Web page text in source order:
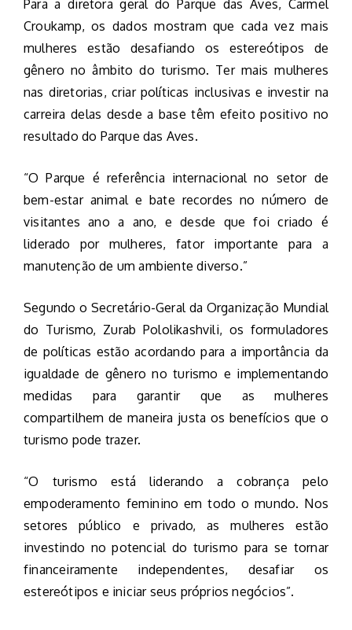
Para a diretora geral do Parque das Aves, Carmel
Croukamp, os dados mostram que cada vez mais
mulheres estão desafiando os estereótipos de
gênero no âmbito do turismo. Ter mais mulheres
nas diretorias, criar políticas inclusivas e investir na
carreira delas desde a base têm efeito positivo no
resultado do Parque das Aves.
“O Parque é referência internacional no setor de
bem-estar animal e bate recordes no número de
visitantes ano a ano, e desde que foi criado é
liderado por mulheres, fator importante para a
manutenção de um ambiente diverso.”
Segundo o Secretário-Geral da Organização Mundial
do Turismo, Zurab Pololikashvili, os formuladores
de políticas estão acordando para a importância da
igualdade de gênero no turismo e implementando
medidas para garantir que as mulheres
compartilhem de maneira justa os benefícios que o
turismo pode trazer.
“O turismo está liderando a cobrança pelo
empoderamento feminino em todo o mundo. Nos
setores público e privado, as mulheres estão
investindo no potencial do turismo para se tornar
financeiramente independentes, desafiar os
estereótipos e iniciar seus próprios negócios”.